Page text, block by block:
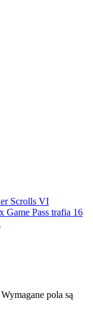
Scrolls VI
Game Pass trafia 16
Wymagane pola są